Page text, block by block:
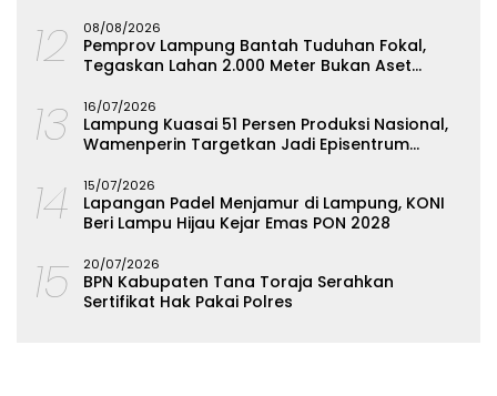
12 08/08/2026
Pemprov Lampung Bantah Tuduhan Fokal,
Tegaskan Lahan 2.000 Meter Bukan Aset
13 16/07/2026
Lampung Kuasai 51 Persen Produksi Nasional,
Wamenperin Targetkan Jadi Episentrum
14 15/07/2026
Lapangan Padel Menjamur di Lampung, KONI
Beri Lampu Hijau Kejar Emas PON 2028
15 20/07/2026
BPN Kabupaten Tana Toraja Serahkan
Sertifikat Hak Pakai Polres